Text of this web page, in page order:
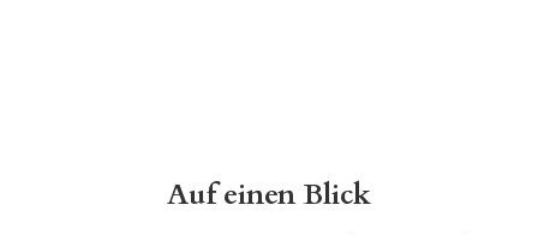
Auf einen Blick